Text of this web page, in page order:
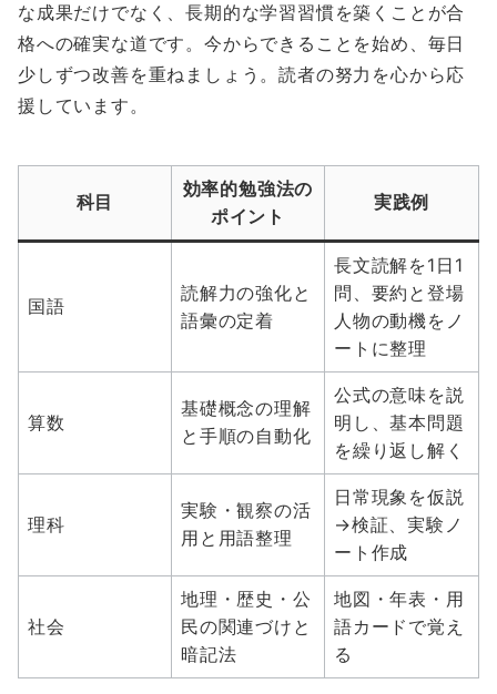
な成果だけでなく、長期的な学習習慣を築くことが合
格への確実な道です。今からできることを始め、毎日
少しずつ改善を重ねましょう。読者の努力を心から応
援しています。
科目
効率的勉強法の
ポイント
実践例
国語
読解力の強化と
語彙の定着
長文読解を1日1
問、要約と登場
人物の動機をノ
ートに整理
算数
基礎概念の理解
と手順の自動化
公式の意味を説
明し、基本問題
を繰り返し解く
理科
実験・観察の活
用と用語整理
日常現象を仮説
→検証、実験ノ
ート作成
社会
地理・歴史・公
民の関連づけと
暗記法
地図・年表・用
語カードで覚え
る